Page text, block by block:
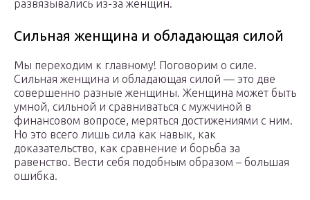
развязывались из-за женщин.
Сильная женщина и обладающая силой
Мы переходим к главному! Поговорим о силе.
Сильная женщина и обладающая силой — это две
совершенно разные женщины. Женщина может быть
умной, сильной и сравниваться с мужчиной в
финансовом вопросе, меряться достижениями с ним.
Но это всего лишь сила как навык, как
доказательство, как сравнение и борьба за
равенство. Вести себя подобным образом – большая
ошибка.